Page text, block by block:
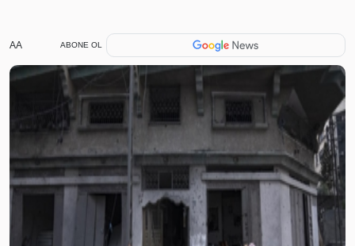
AA ABONE OL